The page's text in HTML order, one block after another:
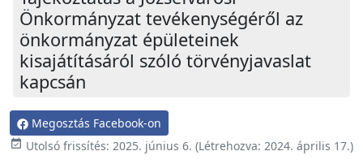
Önkormányzat tevékenységéről az
önkormányzat épületeinek
kisajátításáról szóló törvényjavaslat
kapcsán
Megosztás Facebook-on
 Utolsó frissítés: 2025. június 6. (Létrehozva: 2024. április 17.)